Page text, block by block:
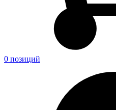
0 позиций